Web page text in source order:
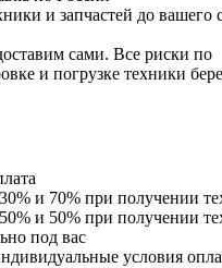
и запчастей до вашего
сами. Все риски по
и погрузке техники
и 70% при получении
и 50% при получении
под вас
условия